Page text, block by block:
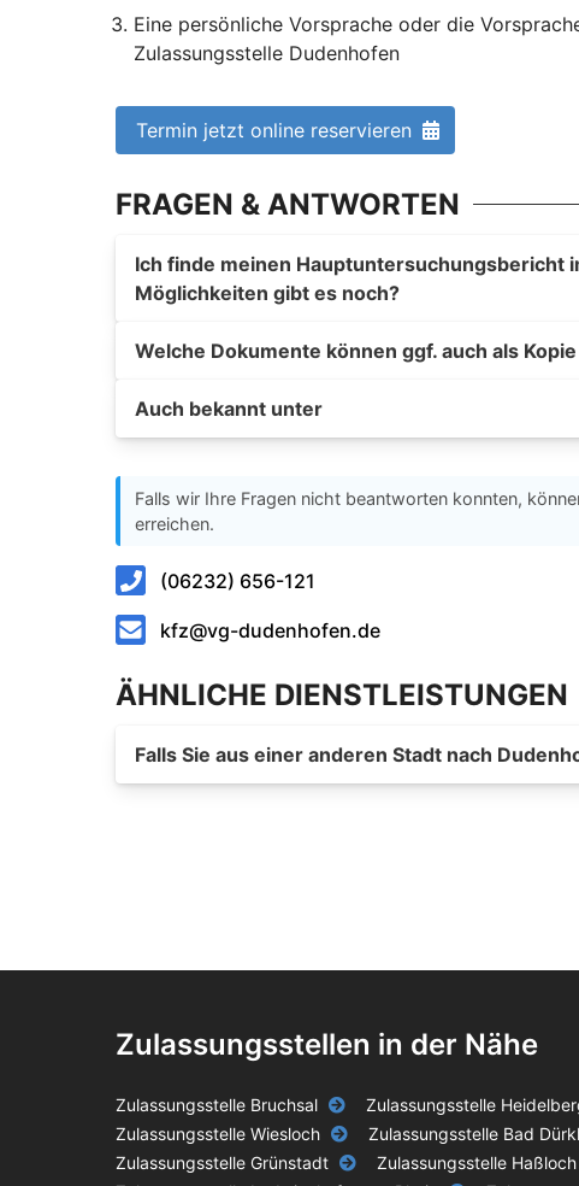
Eine persönliche Vorsprache oder die
Zulassungsstelle Dudenhofen
Termin jetzt online reservieren
FRAGEN & ANTWORTEN
Ich finde meinen Hauptuntersuchungsbericht
Möglichkeiten gibt es noch?
Welche Dokumente können ggf. auch als
Auch bekannt unter
Falls wir Ihre Fragen nicht beantworten konnten,
erreichen.
(06232) 656-121
kfz@vg-dudenhofen.de
ÄHNLICHE DIENSTLEISTUNGEN
Falls Sie aus einer anderen Stadt nach
Zulassungsstellen in der Nähe
Zulassungsstelle Bruchsal Zulassungsstelle
Zulassungsstelle Wiesloch
Zulassungsstelle Bad
Zulassungsstelle Grünstadt
Zulassungsstelle Haßloch